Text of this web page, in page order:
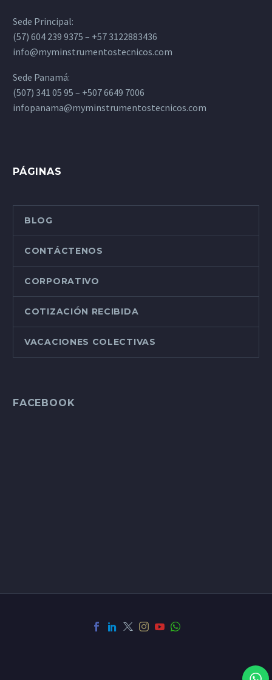
Sede Principal:
(57) 604 239 9375 – +57 3122883436
info@myminstrumentostecnicos.com
Sede Panamá:
(507) 341 05 95 – +507 6649 7006
infopanama@myminstrumentostecnicos.com
PÁGINAS
BLOG
CONTÁCTENOS
CORPORATIVO
COTIZACIÓN RECIBIDA
VACACIONES COLECTIVAS
FACEBOOK